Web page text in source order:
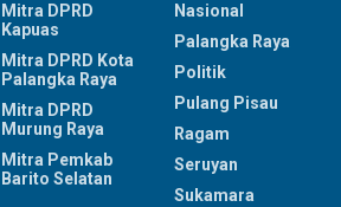
Mitra DPRD
Kapuas
Mitra DPRD Kota
Palangka Raya
Mitra DPRD
Murung Raya
Mitra Pemkab
Barito Selatan
Nasional
Palangka Raya
Politik
Pulang Pisau
Ragam
Seruyan
Sukamara